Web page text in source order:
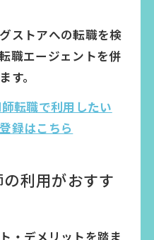
ストアへの転職を検
職エージェントを併
す。
転職で利用したい
録はこちら
利用がおすす
・デメリットを踏ま